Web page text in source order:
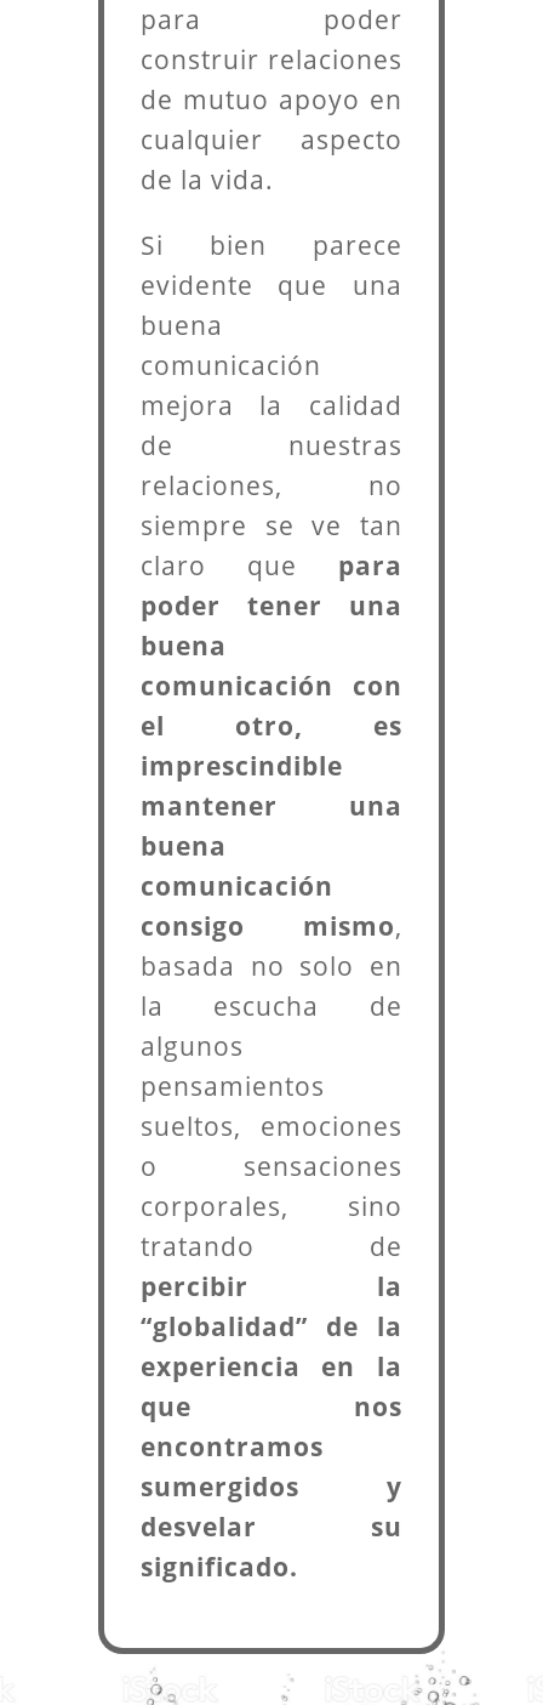
para poder
construir relaciones
de mutuo apoyo en
cualquier aspecto
de la vida.
Si bien parece
evidente que una
buena
comunicación
mejora la calidad
de nuestras
relaciones, no
siempre se ve tan
claro que para
poder tener una
buena
comunicación con
el otro, es
imprescindible
mantener una
buena
comunicación
consigo mismo,
basada no solo en
la escucha de
algunos
pensamientos
sueltos, emociones
o sensaciones
corporales, sino
tratando de
percibir la
“globalidad” de la
experiencia en la
que nos
encontramos
sumergidos y
desvelar su
significado.